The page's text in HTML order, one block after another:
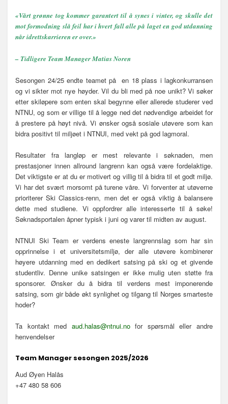
«Vårt grønne tog kommer garantert til å synes i vinter, og skulle det
mot formodning slå feil har i hvert fall alle på laget en god utdanning
når idrettskarrieren er over.»
– Tidligere Team Manager Matias Noren
Sesongen 24/25 endte teamet på en 18 plass i lagkonkurransen
og vi sikter mot nye høyder. Vil du bli med på noe unikt? Vi søker
etter skiløpere som enten skal begynne eller allerede studerer ved
NTNU, og som er villige til å legge ned det nødvendige arbeidet for
å prestere på høyt nivå. Vi ønsker også sosiale utøvere som kan
bidra positivt til miljøet i NTNUI, med vekt på god lagmoral.
Resultater fra langløp er mest relevante i søknaden, men
prestasjoner innen allround langrenn kan også være fordelaktige.
Det viktigste er at du er motivert og villig til å bidra til et godt miljø.
Vi har det svært morsomt på turene våre. Vi forventer at utøverne
prioriterer Ski Classics-renn, men det er også viktig å balansere
dette med studiene. Vi oppfordrer alle interesserte til å søke!
Søknadsportalen åpner typisk i juni og varer til midten av august.
NTNUI Ski Team er verdens eneste langrennslag som har sin
opprinnelse i et universitetsmiljø, der alle utøvere kombinerer
høyere utdanning med en dedikert satsing på ski og et givende
studentliv. Denne unike satsingen er ikke mulig uten støtte fra
sponsorer. Ønsker du å bidra til verdens mest imponerende
satsing, som gir både økt synlighet og tilgang til Norges smarteste
hoder?
Ta kontakt med aud.halas@ntnui.nofor spørsmål eller andre
henvendelser
Team Manager sesongen 2025/2026
Aud Øyen Halås
+47 480 58 606